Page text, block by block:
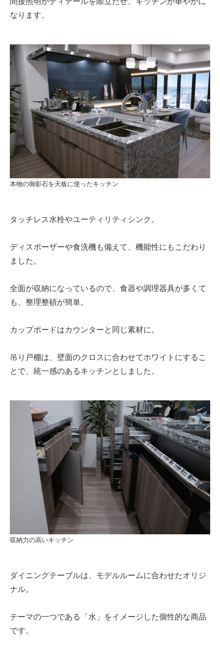
なります。
本物の御影石を天板に使ったキッチン
タッチレス水栓やユーティリティシンク。
ディスポーザーや食洗機も備えて、機能性にもこだわり
ました。
全面が収納になっているので、食器や調理器具が多くて
も、整理整頓が簡単。
カップボードはカウンターと同じ素材に。
吊り戸棚は、壁面のクロスに合わせてホワイトにするこ
とで、統一感のあるキッチンとしました。
収納力の高いキッチン
ダイニングテーブルは、モデルルームに合わせたオリジ
ナル。
テーマの一つである「水」をイメージした個性的な商品
です。